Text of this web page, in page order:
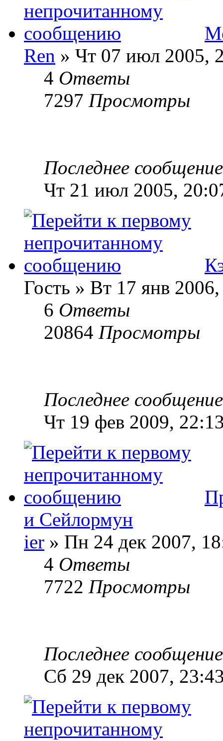
Ren » Чт 07 июл 2005,
4 Ответы
7297 Просмотры
Последнее
Чт 21 июл 2005,
Гость » Вт 17 янв
6 Ответы
20864 Просмотры
Последнее
Чт 19 фев 2009,
и Сейлормун
ier » Пн 24 дек 2007,
4 Ответы
7722 Просмотры
Последнее
Сб 29 дек 2007,